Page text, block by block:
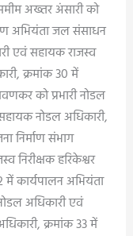
अख्तर अंसारी को
अभियंता जल संसाधन
एवं सहायक राजस्व
क्रमांक 30 में
को प्रभारी नोडल
नोडल अधिकारी,
निर्माण संभाग
निरीक्षक हरिकेश्वर
कार्यपालन अभियंता
अधिकारी एवं
क्रमांक 33 में